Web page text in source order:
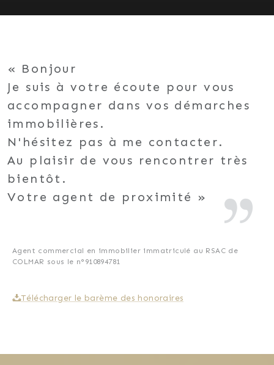
Bonjour
Je suis à votre écoute pour vous
accompagner dans vos démarches
immobilières.
N'hésitez pas à me contacter.
Au plaisir de vous rencontrer très
bientôt.
Votre agent de proximité
Agent commercial en immobilier immatriculé au RSAC de
COLMAR sous le n°910894781
Télécharger le barème des honoraires